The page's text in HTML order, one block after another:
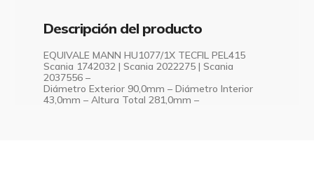
Descripción del producto
EQUIVALE MANN HU1077/1X TECFIL PEL415
Scania 1742032 | Scania 2022275 | Scania
2037556 –
Diámetro Exterior 90,0mm – Diámetro Interior
43,0mm – Altura Total 281,0mm –